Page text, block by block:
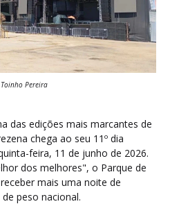
Pereira
das edições mais marcantes de
chega ao seu 11º dia
feira, 11 de junho de 2026.
dos melhores", o Parque de
mais uma noite de
peso nacional.